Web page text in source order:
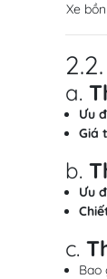
Xe
a.
Ưu
Giá
b.
Ưu
c.
Bao